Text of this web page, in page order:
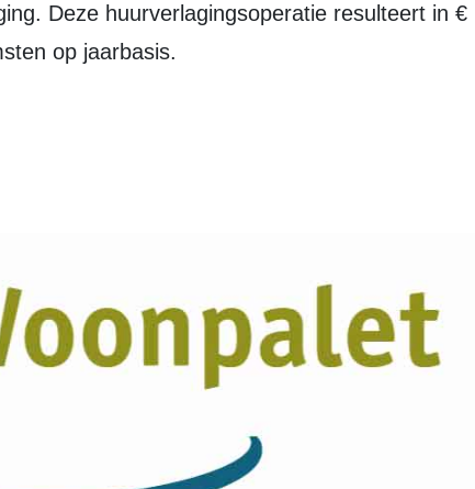
Deze huurverlagingsoperatie resulteert in €
op jaarbasis.